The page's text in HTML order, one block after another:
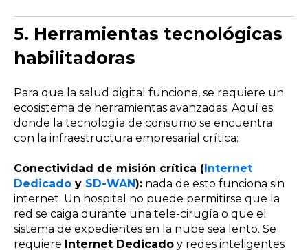
5. Herramientas tecnológicas
habilitadoras
Para que la salud digital funcione, se requiere un
ecosistema de herramientas avanzadas. Aquí es
donde la tecnología de consumo se encuentra
con la infraestructura empresarial crítica:
Conectividad de misión crítica ( Internet
Dedicado y SD-WAN): nada de esto funciona sin
internet. Un hospital no puede permitirse que la
red se caiga durante una tele-cirugía o que el
sistema de expedientes en la nube sea lento. Se
requiere Internet Dedicado y redes inteligentes